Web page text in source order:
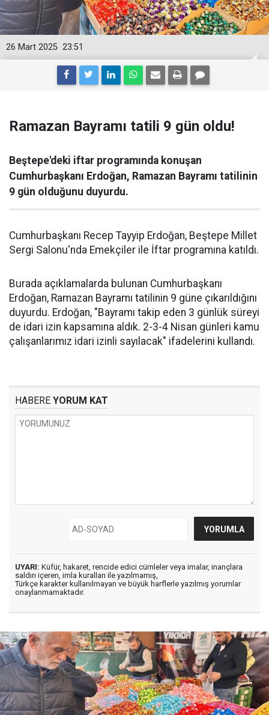
23:51
26 Mart 2025
Ramazan Bayramı tatili 9 gün oldu!
Beştepe'deki iftar programında konuşan
Cumhurbaşkanı Erdoğan, Ramazan Bayramı tatilinin
9 gün olduğunu duyurdu.
Cumhurbaşkanı Recep Tayyip Erdoğan, Beştepe Millet
Sergi Salonu'nda Emekçiler ile İftar programına katıldı.
Burada açıklamalarda bulunan Cumhurbaşkanı
Erdoğan, Ramazan Bayramı tatilinin 9 güne çıkarıldığını
duyurdu. Erdoğan, "Bayramı takip eden 3 günlük süreyi
de idari izin kapsamına aldık. 2-3-4 Nisan günleri kamu
çalışanlarımız idari izinli sayılacak" ifadelerini kullandı.
HABERE YORUM KAT
UYARI: Küfür, hakaret, rencide edici cümleler veya imalar, inançlara
saldırı içeren, imla kuralları ile yazılmamış,
Türkçe karakter kullanılmayan ve büyük harflerle yazılmış yorumlar
onaylanmamaktadır.